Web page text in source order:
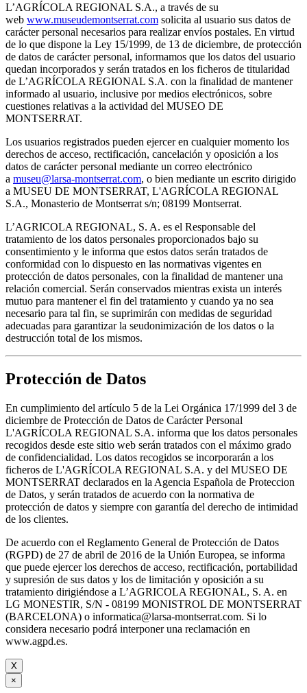
L’AGRÍCOLA REGIONAL S.A., a través de su
web www.museudemontserrat.com solicita al usuario sus datos de
carácter personal necesarios para realizar envíos postales. En virtud
de lo que dispone la Ley 15/1999, de 13 de diciembre, de protección
de datos de carácter personal, informamos que los datos del usuario
quedan incorporados y serán tratados en los ficheros de titularidad
de L’AGRÍCOLA REGIONAL S.A. con la finalidad de mantener
informado al usuario, inclusive por medios electrónicos, sobre
cuestiones relativas a la actividad del MUSEO DE
MONTSERRAT.
Los usuarios registrados pueden ejercer en cualquier momento los
derechos de acceso, rectificación, cancelación y oposición a los
datos de carácter personal mediante un correo electrónico
a museu@larsa-montserrat.com, o bien mediante un escrito dirigido
a MUSEU DE MONTSERRAT, L'AGRÍCOLA REGIONAL
S.A., Monasterio de Montserrat s/n; 08199 Montserrat.
L’AGRICOLA REGIONAL, S. A. es el Responsable del
tratamiento de los datos personales proporcionados bajo su
consentimiento y le informa que estos datos serán tratados de
conformidad con lo dispuesto en las normativas vigentes en
protección de datos personales, con la finalidad de mantener una
relación comercial. Serán conservados mientras exista un interés
mutuo para mantener el fin del tratamiento y cuando ya no sea
necesario para tal fin, se suprimirán con medidas de seguridad
adecuadas para garantizar la seudonimización de los datos o la
destrucción total de los mismos.
Protección de Datos
En cumplimiento del artículo 5 de la Lei Orgánica 17/1999 del 3 de
diciembre de Protección de Datos de Carácter Personal
L'AGRÍCOLA REGIONAL S.A. informa que los datos personales
recogidos desde este sitio web serán tratados con el máximo grado
de confidencialidad. Los datos recogidos se incorporarán a los
ficheros de L'AGRÍCOLA REGIONAL S.A. y del MUSEO DE
MONTSERRAT declarados en la Agencia Española de Proteccion
de Datos, y serán tratados de acuerdo con la normativa de
protección de datos y siempre con garantía del derecho de intimidad
de los clientes.
De acuerdo con el Reglamento General de Protección de Datos
(RGPD) de 27 de abril de 2016 de la Unión Europea, se informa
que puede ejercer los derechos de acceso, rectificación, portabilidad
y supresión de sus datos y los de limitación y oposición a su
tratamiento dirigiéndose a L’AGRICOLA REGIONAL, S. A. en
LG MONESTIR, S/N - 08199 MONISTROL DE MONTSERRAT
(BARCELONA) o informatica@larsa-montserrat.com. Si lo
considera necesario podrá interponer una reclamación en
www.agpd.es.
X
×